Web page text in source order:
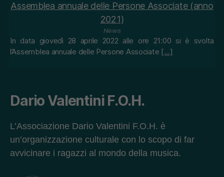
Assemblea annuale delle Persone Associate (anno
2021)
News
In data giovedì 28 aprile 2022 alle ore 21:00 si è svolta
l’Assemblea annuale delle Persone Associate […]
Dario Valentini F.O.H.
L’Associazione Dario Valentini F.O.H. è
un’organizzazione culturale con lo scopo di far
avvicinare i ragazzi al mondo della musica.